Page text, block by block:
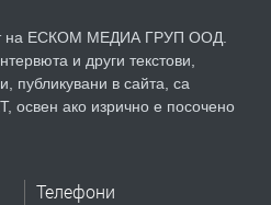
преди 1 година
по Математика
на ЕСКОМ МЕДИА ГРУП ООД.
и други текстови,
публикувани в сайта, са
освен ако изрично е посочено
Телефони